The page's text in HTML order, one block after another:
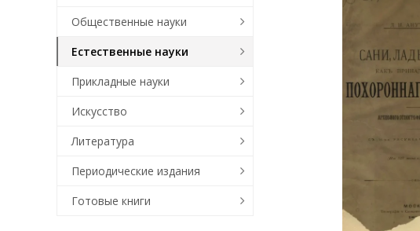
Общественные науки
Естественные науки
Прикладные науки
Искусство
Литература
Периодические издания
Готовые книги